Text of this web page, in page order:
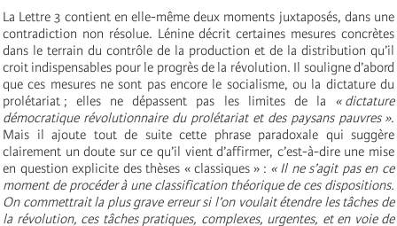
La Lettre 3 contient en elle-même deux moments juxtaposés, dans une
contradiction non résolue. Lénine décrit certaines mesures concrètes
dans le terrain du contrôle de la production et de la distribution qu’il
croit indispensables pour le progrès de la révolution. Il souligne d’abord
que ces mesures ne sont pas encore le socialisme, ou la dictature du
prolétariat ; elles ne dépassent pas les limites de la « dictature
démocratique révolutionnaire du prolétariat et des paysans pauvres ».
Mais il ajoute tout de suite cette phrase paradoxale qui suggère
clairement un doute sur ce qu’il vient d’affirmer, c’est-à-dire une mise
en question explicite des thèses « classiques » : « Il ne s’agit pas en ce
moment de procéder à une classification théorique de ces dispositions.
On commettrait la plus grave erreur si l’on voulait étendre les tâches de
la révolution, ces tâches pratiques, complexes, urgentes, et en voie de